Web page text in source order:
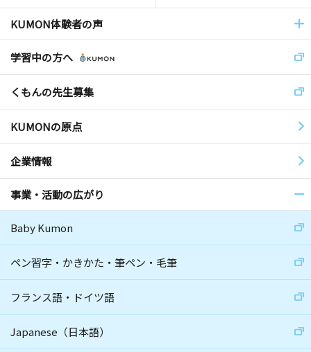
KUMON体験者の声
学習中の方へ
くもんの先生募集
KUMONの原点
企業情報
事業・活動の広がり
Baby Kumon
ペン習字・かきかた・筆ペン・毛筆
フランス語・ドイツ語
Japanese（日本語）